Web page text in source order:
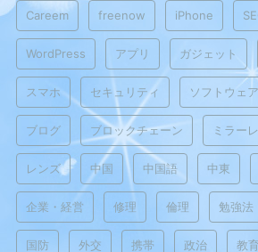
Careem freenow iPhone
WordPress アプリ ガジェット
スマホ セキュリティ ソフトウェア
ブログ ブロックチェーン ミラー
レンズ 中国 中国語 中東
企業・経営 修理 倫理 勉強法
国防 外交 携帯 政治 教